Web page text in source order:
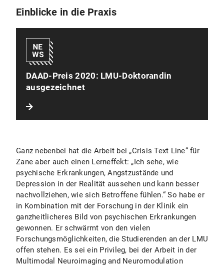
Einblicke in die Praxis
DAAD-Preis 2020: LMU-Doktorandin
ausgezeichnet
Ganz nebenbei hat die Arbeit bei „Crisis Text Line“ für
Zane aber auch einen Lerneffekt: „Ich sehe, wie
psychische Erkrankungen, Angstzustände und
Depression in der Realität aussehen und kann besser
nachvollziehen, wie sich Betroffene fühlen.“ So habe er
in Kombination mit der Forschung in der Klinik ein
ganzheitlicheres Bild von psychischen Erkrankungen
gewonnen. Er schwärmt von den vielen
Forschungsmöglichkeiten, die Studierenden an der LMU
offen stehen. Es sei ein Privileg, bei der Arbeit in der
Multimodal Neuroimaging and Neuromodulation